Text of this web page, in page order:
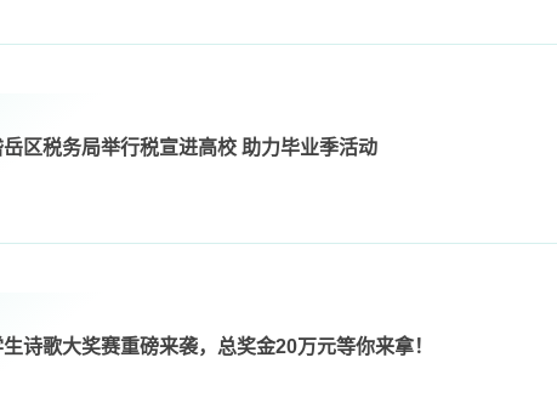
岳区税务局举行税宣进高校 助力毕业季活动
生诗歌大奖赛重磅来袭，总奖金20万元等你来拿！